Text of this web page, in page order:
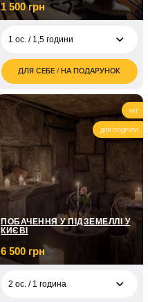
1 500 грн
1 ос. / 1,5 години
1 500
грн
2 ос. / 1,5 години
3 000
грн
ДЛЯ СЕБЕ / НА ПОДАРУНОК
HIT
ДЛЯ ПОДРУГИ
ПОБАЧЕННЯ У ПІДЗЕМЕЛЛІ У
КИЄВІ
6 500 грн
2 ос. / 1 година